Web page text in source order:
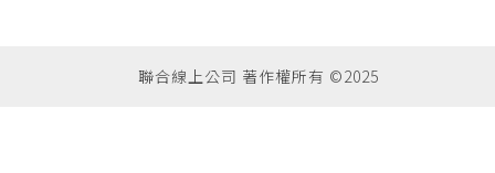
聯合線上公司 著作權所有 ©2025